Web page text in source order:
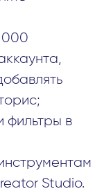
000
фильтры в
Studio.